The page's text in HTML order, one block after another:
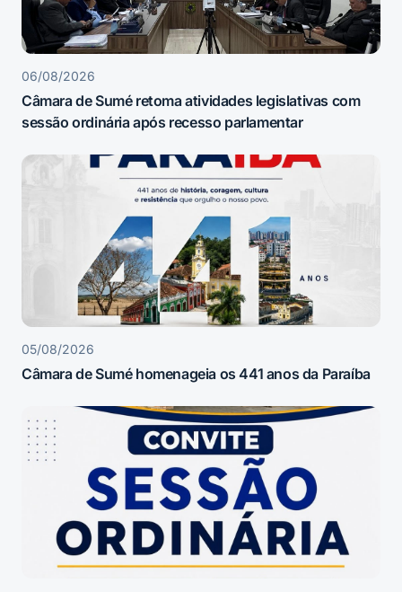
06/08/2026
Câmara de Sumé retoma atividades legislativas com
sessão ordinária após recesso parlamentar
05/08/2026
Câmara de Sumé homenageia os 441 anos da Paraíba